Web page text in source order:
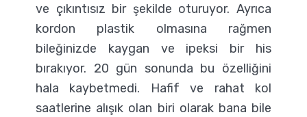
ve çıkıntısız bir şekilde oturuyor. Ayrıca
kordon plastik olmasına rağmen
bileğinizde kaygan ve ipeksi bir his
bırakıyor. 20 gün sonunda bu özelliğini
hala kaybetmedi. Hafif ve rahat kol
saatlerine alışık olan biri olarak bana bile